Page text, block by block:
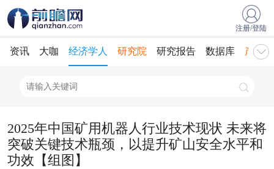
注册/登陆
资讯 大咖 经济学人 研究院 研究报告 数据库 产业
2025年中国矿用机器人行业技术现状 未来将
突破关键技术瓶颈，以提升矿山安全水平和
功效【组图】